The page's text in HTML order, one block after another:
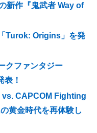
新作『鬼武者 Way of
Turok: Origins」を発
クファンタジー
表！
vs. CAPCOM Fighting
黄金時代を再体験し